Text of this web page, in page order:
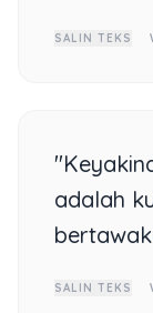
SALIN TEKS
adalah
SALIN TEKS